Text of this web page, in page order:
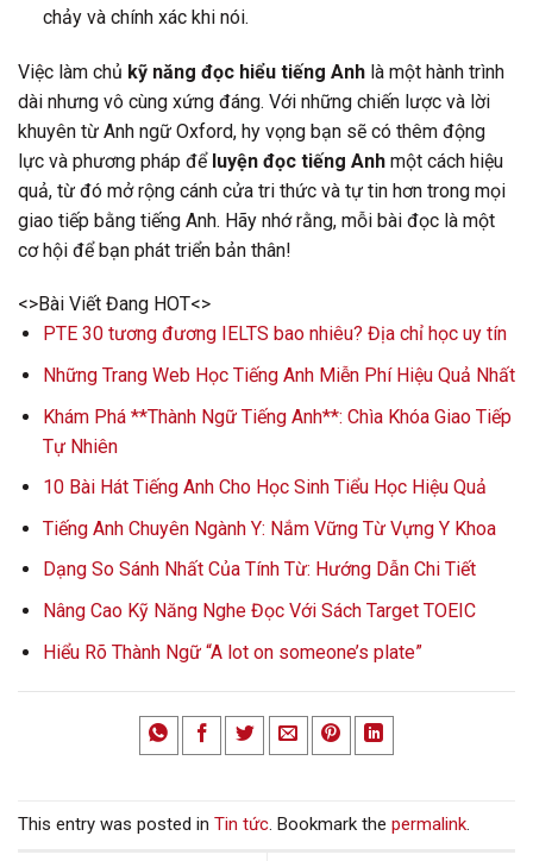
chảy và chính xác khi nói.
Việc làm chủ kỹ năng đọc hiểu tiếng Anh là một hành trình
dài nhưng vô cùng xứng đáng. Với những chiến lược và lời
khuyên từ Anh ngữ Oxford, hy vọng bạn sẽ có thêm động
lực và phương pháp để luyện đọc tiếng Anh một cách hiệu
quả, từ đó mở rộng cánh cửa tri thức và tự tin hơn trong mọi
giao tiếp bằng tiếng Anh. Hãy nhớ rằng, mỗi bài đọc là một
cơ hội để bạn phát triển bản thân!
<>Bài Viết Đang HOT<>
PTE 30 tương đương IELTS bao nhiêu? Địa chỉ học uy tín
Những Trang Web Học Tiếng Anh Miễn Phí Hiệu Quả Nhất
Khám Phá **Thành Ngữ Tiếng Anh**: Chìa Khóa Giao Tiếp
Tự Nhiên
10 Bài Hát Tiếng Anh Cho Học Sinh Tiểu Học Hiệu Quả
Tiếng Anh Chuyên Ngành Y: Nắm Vững Từ Vựng Y Khoa
Dạng So Sánh Nhất Của Tính Từ: Hướng Dẫn Chi Tiết
Nâng Cao Kỹ Năng Nghe Đọc Với Sách Target TOEIC
Hiểu Rõ Thành Ngữ “A lot on someone’s plate”
This entry was posted in Tin tức. Bookmark the permalink.